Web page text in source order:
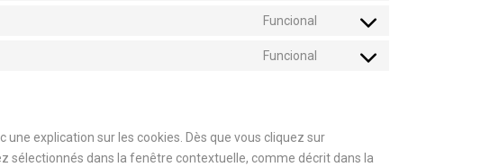
Funcional
Funcional
explication sur les cookies. Dès que vous cliquez sur
sélectionnés dans la fenêtre contextuelle, comme décrit dans la